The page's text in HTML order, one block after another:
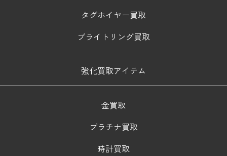
タグホイヤー買取
ブライトリング買取
強化買取アイテム
金買取
プラチナ買取
時計買取